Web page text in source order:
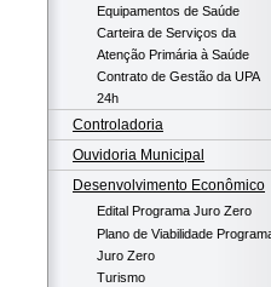
Equipamentos de Saúde
Carteira de Serviços da
Atenção Primária à Saúde
Contrato de Gestão da UPA
24h
Controladoria
Ouvidoria Municipal
Desenvolvimento Econômico
Edital Programa Juro Zero
Plano de Viabilidade
Juro Zero
Turismo